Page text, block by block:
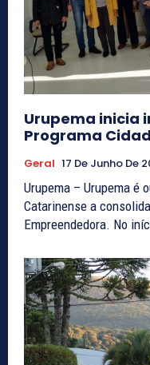
Urupema inicia
Programa
Geral 17 De Junho De
Urupema – Urupema é
Catarinense a
Empreendedora. No